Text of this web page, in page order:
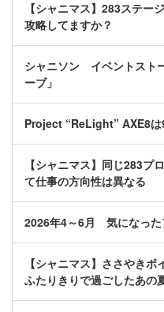
【シャニマス】283ステー
攻略してますか？
シャニソン イベントスト
ーブ」
Project “ReLight” AXE8
【シャニマス】同じ283プ
て仕事の方向性は異なる
2026年4～6月 気になった
【シャニマス】ささやき
ふたりきりで過ごしたあの